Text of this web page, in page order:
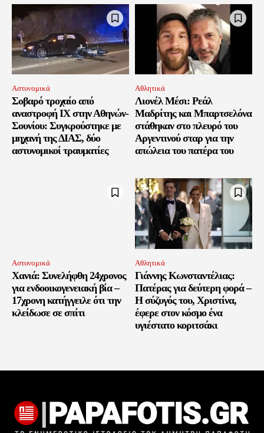
Αστυνομικά
Σοβαρό τροχαίο από
αναστροφή ΙΧ στην Αθηνών-
Σουνίου: Συγκρούστηκε με
μηχανή της ΔΙΑΣ, δύο
αστυνομικοί τραυματίες
Αθλητικά
Λιονέλ Μέσι: Ρεάλ
Μαδρίτης και Μπαρτσελόνα
στάθηκαν στο πλευρό του
Αργεντινού σταρ για την
απώλεια του πατέρα του
Αστυνομικά
Χανιά: Συνελήφθη 24χρονος
για ενδοοικογενειακή βία –
17χρονη κατήγγειλε ότι την
κλείδωσε σε σπίτι
Αθλητικά
Γιάννης Κωνσταντέλιας:
Πατέρας για δεύτερη φορά –
Η σύζυγός του, Χριστίνα,
έφερε στον κόσμο ένα
υγιέστατο κοριτσάκι